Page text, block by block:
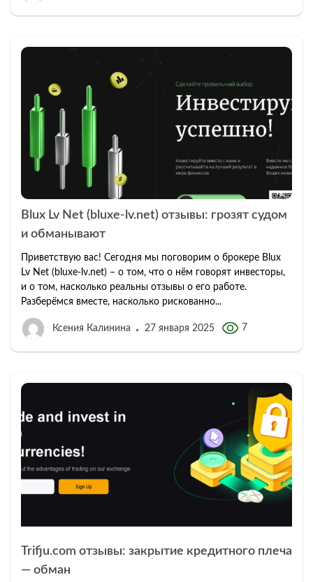
Blux Lv Net (bluxe-lv.net) отзывы: грозят судом
и обманывают
Приветствую вас! Сегодня мы поговорим о брокере Blux
Lv Net (bluxe-lv.net) – о том, что о нём говорят инвесторы,
и о том, насколько реальны отзывы о его работе.
Разберёмся вместе, насколько рискованно...
Ксения Калинина 27 января 2025 7
Trifju.com отзывы: закрытие кредитного плеча
— обман